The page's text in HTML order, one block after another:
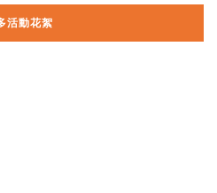
活動花絮